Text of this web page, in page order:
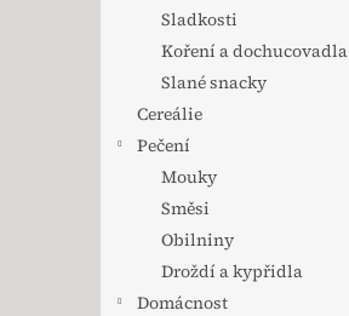
Sladkosti
Koření a dochucovadla
Slané snacky
Cereálie
Pečení
Mouky
Směsi
Obilniny
Droždí a kypřidla
Domácnost